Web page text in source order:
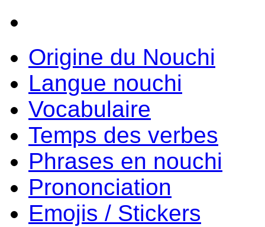
Origine du Nouchi
Langue nouchi
Vocabulaire
Temps des verbes
Phrases en nouchi
Prononciation
Emojis / Stickers